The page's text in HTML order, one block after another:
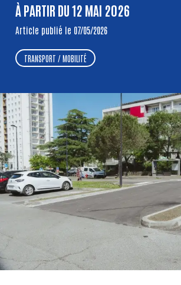
À PARTIR DU 12 MAI 2026
Article publié le 07/05/2026
TRANSPORT / MOBILITÉ